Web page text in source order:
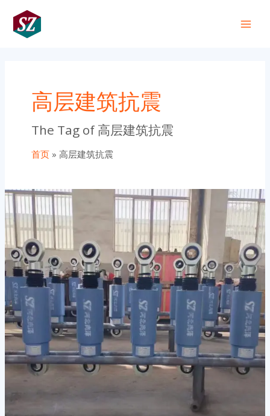
高层建筑抗震
The Tag of 高层建筑抗震
首页 高层建筑抗震